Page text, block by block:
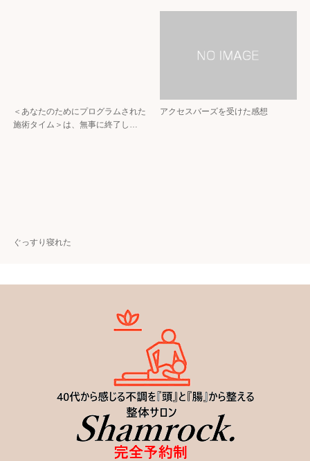
＜あなたのためにプログラムされた
施術タイム＞は、無事に終了し…
アクセスバーズを受けた感想
ぐっすり寝れた